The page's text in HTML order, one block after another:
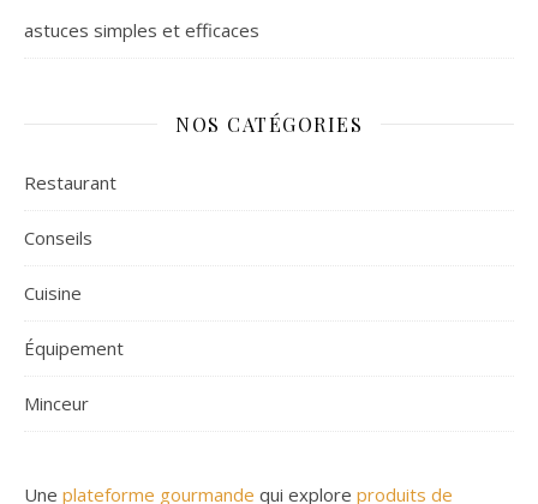
astuces simples et efficaces
NOS CATÉGORIES
Restaurant
Conseils
Cuisine
Équipement
Minceur
Une plateforme gourmande qui explore produits de